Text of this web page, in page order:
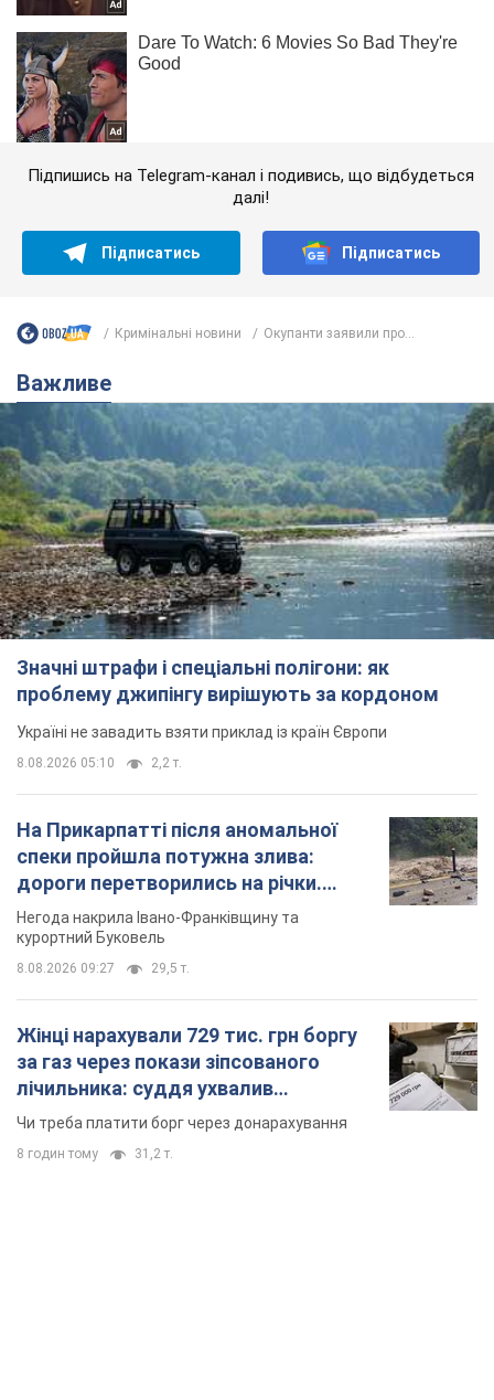
Підпишись на Telegram-канал і подивись, що відбудеться
далі!
Підписатись Підписатись
Кримінальні новини Окупанти заявили про...
Важливе
Значні штрафи і спеціальні полігони: як
проблему джипінгу вирішують за кордоном
Україні не завадить взяти приклад із країн Європи
8.08.2026 05:10 2,2 т.
На Прикарпатті після аномальної
спеки пройшла потужна злива:
дороги перетворились на річки.
Відео
Негода накрила Івано-Франківщину та
курортний Буковель
8.08.2026 09:27 29,5 т.
Жінці нарахували 729 тис. грн боргу
за газ через покази зіпсованого
лічильника: суддя ухвалив
неочікуване рішення
Чи треба платити борг через донарахування
8 годин тому 31,2 т.